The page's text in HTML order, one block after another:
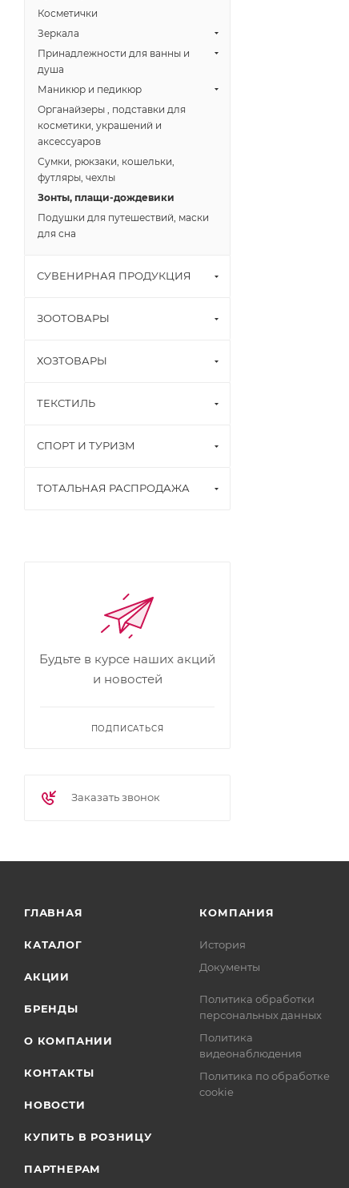
Косметички
Зеркала
Принадлежности для ванны и
душа
Маникюр и педикюр
Органайзеры , подставки для
косметики, украшений и
аксессуаров
Сумки, рюкзаки, кошельки,
футляры, чехлы
Зонты, плащи-дождевики
Подушки для путешествий, маски
для сна
СУВЕНИРНАЯ ПРОДУКЦИЯ
ЗООТОВАРЫ
ХОЗТОВАРЫ
ТЕКСТИЛЬ
СПОРТ И ТУРИЗМ
ТОТАЛЬНАЯ РАСПРОДАЖА
Будьте в курсе наших акций
и новостей
ПОДПИСАТЬСЯ
Заказать звонок
ГЛАВНАЯ
КАТАЛОГ
АКЦИИ
БРЕНДЫ
О КОМПАНИИ
КОНТАКТЫ
НОВОСТИ
КУПИТЬ В РОЗНИЦУ
ПАРТНЕРАМ
КОМПАНИЯ
История
Документы
Политика обработки
персональных данных
Политика
видеонаблюдения
Политика по обработке
cookie